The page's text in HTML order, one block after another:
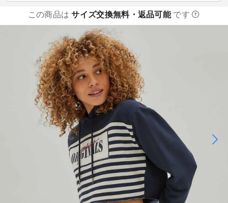
この商品はサイズ交換無料・返品可能です